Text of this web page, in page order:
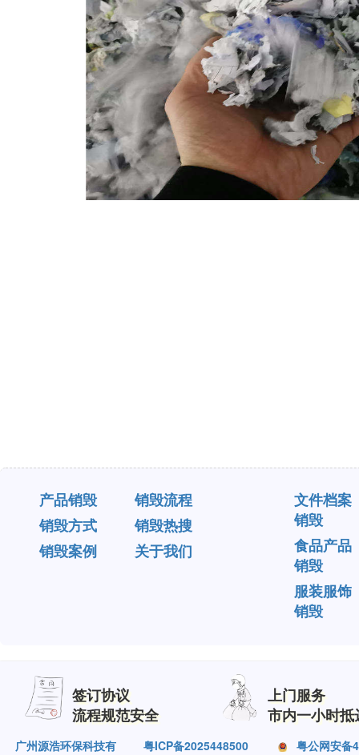
产品销毁
销毁流程
销毁方式
销毁热搜
销毁案例
关于我们
文件档案
销毁
食品产品
销毁
服装服饰
销毁
签订协议
流程规范安全
上门服务
市内一小时抵
广州源浩环保科技有
粤ICP备2025448500
粤公网安备